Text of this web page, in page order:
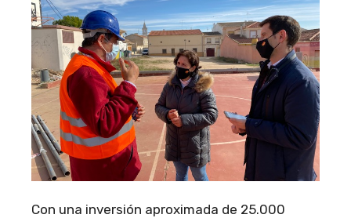
Con una inversión aproximada de 25.000